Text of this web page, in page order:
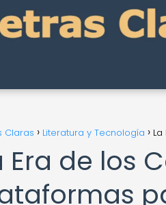
Claras Literatura y Tecnología
Era de los